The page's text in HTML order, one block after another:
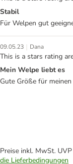
Stabil
Für Welpen gut
09.05.23 | Dana
This is a stars rating
Mein Welpe liebt es
Gute Größe für
Preise inkl. MwSt.
die Lieferbedingungen